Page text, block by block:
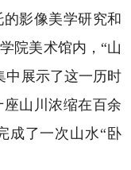
影像美学研究和
院美术馆内，“山
中展示了这一历时
山川浓缩在百余
成了一次山水“卧